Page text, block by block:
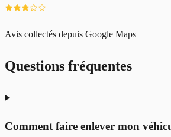
Avis collectés depuis Google Maps
Questions fréquentes
Comment faire enlever mon